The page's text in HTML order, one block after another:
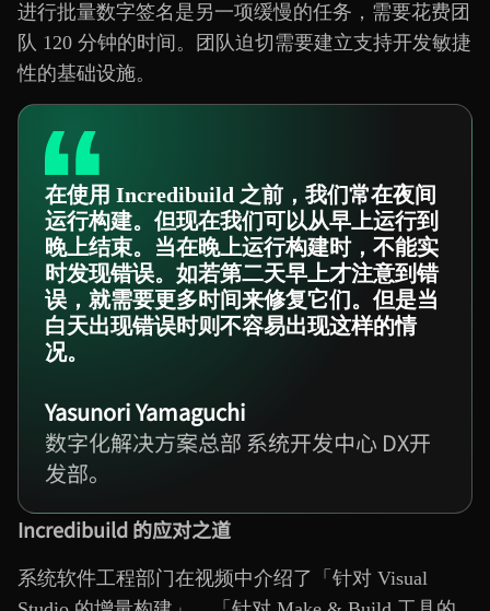
进行批量数字签名是另一项缓慢的任务，需要花费团
队 120 分钟的时间。团队迫切需要建立支持开发敏捷
性的基础设施。
在使用 Incredibuild 之前，我们常在夜间
运行构建。但现在我们可以从早上运行到
晚上结束。当在晚上运行构建时，不能实
时发现错误。如若第二天早上才注意到错
误，就需要更多时间来修复它们。但是当
白天出现错误时则不容易出现这样的情
况。
Yasunori Yamaguchi
数字化解决方案总部 系统开发中心 DX开
发部。
Incredibuild 的应对之道
系统软件工程部门在视频中介绍了「针对 Visual